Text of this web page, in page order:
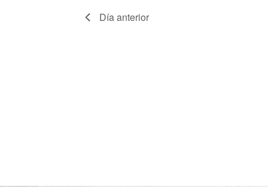
Día anterior